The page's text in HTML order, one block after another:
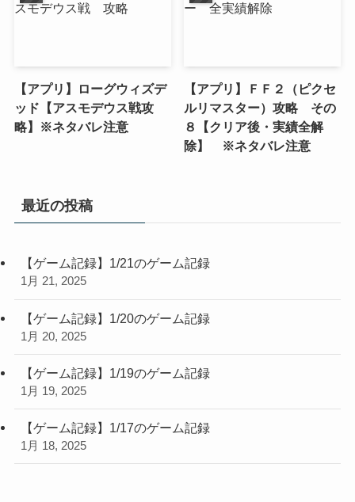
【アプリ】ローグウィズデ
ッド【アスモデウス戦攻
略】※ネタバレ注意
【アプリ】ＦＦ２（ピクセ
ルリマスター）攻略 その
８【クリア後・実績全解
除】 ※ネタバレ注意
最近の投稿
【ゲーム記録】1/21のゲーム記録
1月 21, 2025
【ゲーム記録】1/20のゲーム記録
1月 20, 2025
【ゲーム記録】1/19のゲーム記録
1月 19, 2025
【ゲーム記録】1/17のゲーム記録
1月 18, 2025